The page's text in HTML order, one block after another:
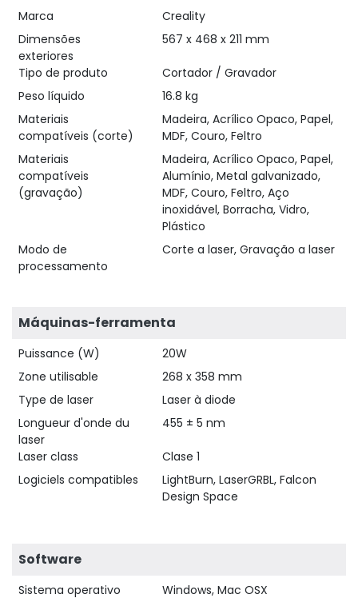
Marca
Creality
Dimensões
exteriores
567 x 468 x 211 mm
Tipo de produto
Cortador / Gravador
Peso líquido
16.8 kg
Materiais
compatíveis (corte)
Madeira, Acrílico Opaco, Papel,
MDF, Couro, Feltro
Materiais
compatíveis
(gravação)
Madeira, Acrílico Opaco, Papel,
Alumínio, Metal galvanizado,
MDF, Couro, Feltro, Aço
inoxidável, Borracha, Vidro,
Plástico
Modo de
processamento
Corte a laser, Gravação a laser
Máquinas-ferramenta
Puissance (W)
20W
Zone utilisable
268 x 358 mm
Type de laser
Laser à diode
Longueur d'onde du
laser
455 ± 5 nm
Laser class
Clase 1
Logiciels compatibles
LightBurn, LaserGRBL, Falcon
Design Space
Software
Sistema operativo Windows, Mac OSX